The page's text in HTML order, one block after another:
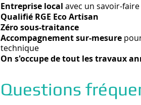
Entreprise local avec un savoir-
Qualifié RGE Eco Artisan
Zéro sous-traitance
Accompagnement sur-mesure
technique
On s'occupe de tout les travaux
Questions